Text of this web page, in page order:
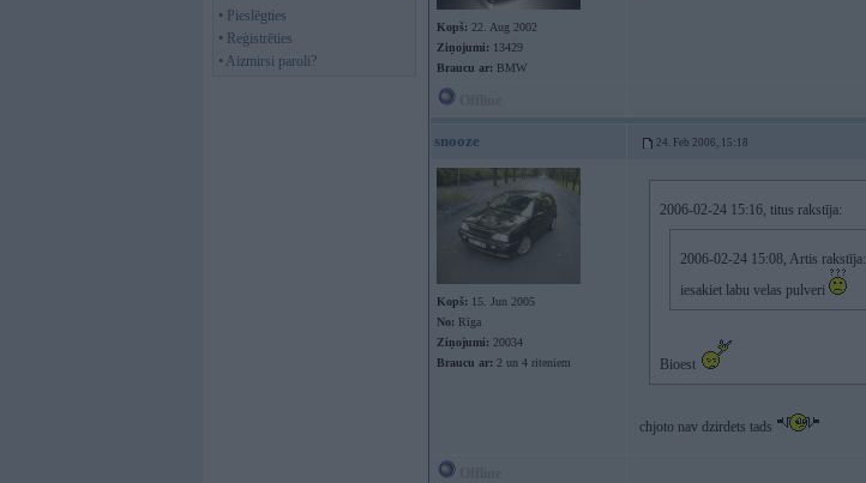
• Pieslēgties
• Reģistrēties
• Aizmirsi paroli?
Kopš: 22. Aug 2002
Ziņojumi: 13429
Braucu ar: BMW
snooze 24. Feb 2006, 15:18
Kopš: 15. Jun 2005
No: Rīga
Ziņojumi: 20034
Braucu ar: 2 un 4 riteniem
2006-02-24 15:16, titus rakstīja:
2006-02-24 15:08, Artis rakstīja:
iesakiet labu velas pulveri
Bioest
chjoto nav dzirdets tads